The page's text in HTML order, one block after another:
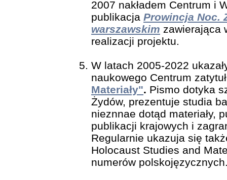
2007 nakładem Centrum i
publikacja Prowincja Noc.
warszawskim zawierająca
realizacji projektu.
W latach 2005-2022
naukowego Centrum
Materiały". Pismo dotyka
Żydów, prezentuje studia
nieznnae dotąd materiały,
publikacji krajowych i
Regularnie ukazuja się
Holocaust Studies and
numerów